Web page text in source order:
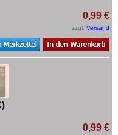
0,99 €
zzgl. Versand
0,99 €